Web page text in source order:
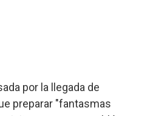
por la llegada de
preparar "fantasmas